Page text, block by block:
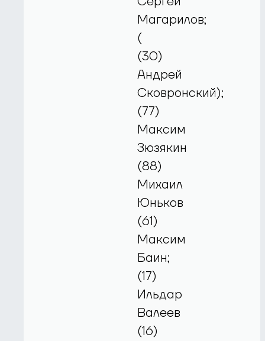
Магарилов;
(
(30)
Андрей
Сковронский);
(77)
Максим
Зюзякин
(88)
Михаил
Юньков
(61)
Максим
Баин;
(17)
Ильдар
Валеев
(16)